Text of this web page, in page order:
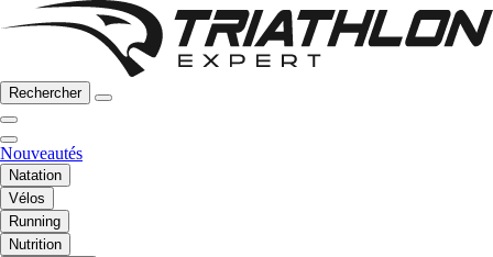
Rechercher
Nouveautés
Natation
Vélos
Running
Nutrition